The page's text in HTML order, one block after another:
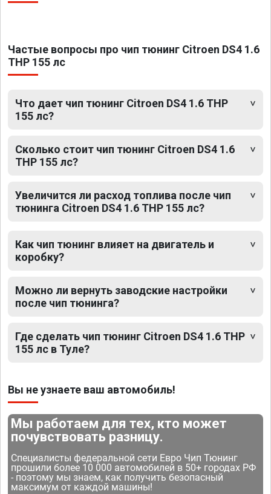
Частые вопросы про чип тюнинг Citroen DS4 1.6
THP 155 лс
Что дает чип тюнинг Citroen DS4 1.6 THP
155 лс?
Сколько стоит чип тюнинг Citroen DS4 1.6
THP 155 лс?
Увеличится ли расход топлива после чип
тюнинга Citroen DS4 1.6 THP 155 лс?
Как чип тюнинг влияет на двигатель и
коробку?
Можно ли вернуть заводские настройки
после чип тюнинга?
Где сделать чип тюнинг Citroen DS4 1.6 THP
155 лс в Туле?
Вы не узнаете ваш автомобиль!
Мы работаем для тех, кто может
почувствовать разницу.
Специалисты федеральной сети Евро Чип Тюнинг
прошили более 10 000 автомобилей в 50+ городах РФ
- поэтому мы знаем, как получить безопасный
максимум от каждой машины!